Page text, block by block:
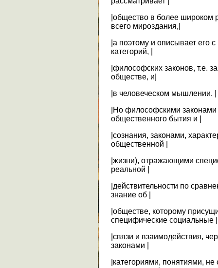
|общество в более широком
всего мироздания,|
|а поэтому и описывает его
категорий, |
|философских законов, т.е.
обществе, и|
|в человеческом мышлении. |
|Но философскими
общественного бытия и |
|сознания, законами,
общественной |
|жизни), отражающими
реальной |
|действительности по
знание об |
|обществе, которому
специфические социальные |
|связи и взаимодействия,
законами |
|категориями, понятиями,